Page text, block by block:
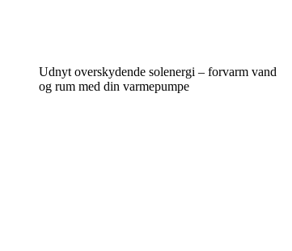
Udnyt overskydende solenergi – forvarm vand
og rum med din varmepumpe